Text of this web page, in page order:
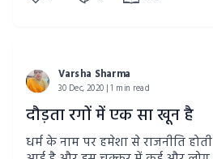
Varsha Sharma
30 Dec, 2020 | 1 min read
दौड़ता रगों में एक सा खून है
धर्म के नाम पर हमेशा से राजनीति होती